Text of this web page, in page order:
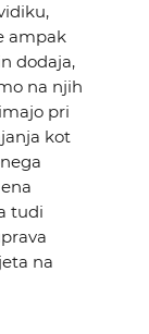
ampak
dodaja,
na njih
pri
kot
tudi
na